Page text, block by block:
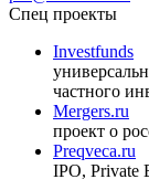
оформить
pro@cbonds.info
Спец проекты
Investfunds
частного